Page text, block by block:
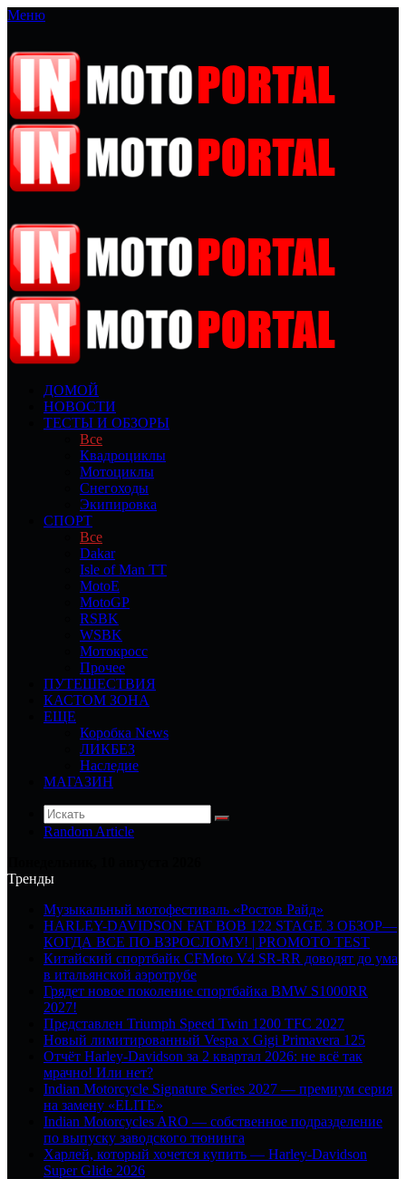
Меню
ДОМОЙ
НОВОСТИ
ТЕСТЫ И ОБЗОРЫ
Все
Квадроциклы
Мотоциклы
Снегоходы
Экипировка
СПОРТ
Все
Dakar
Isle of Man TT
MotoE
MotoGP
RSBK
WSBK
Мотокросс
Прочее
ПУТЕШЕСТВИЯ
КАСТОМ ЗОНА
ЕЩЕ
Коробка News
ЛИКБЕЗ
Наследие
МАГАЗИН
Random Article
Тренды
Музыкальный мотофестиваль «Ростов Райд»
HARLEY-DAVIDSON FAT BOB 122 STAGE 3 ОБЗОР—
КОГДА ВСЕ ПО ВЗРОСЛОМУ! | PROMOTO TEST
Китайский спортбайк CFMoto V4 SR-RR доводят до ума
в итальянской аэротрубе
Грядет новое поколение спортбайка BMW S1000RR
2027!
Представлен Triumph Speed Twin 1200 TFC 2027
Новый лимитированный Vespa x Gigi Primavera 125
Отчёт Harley-Davidson за 2 квартал 2026: не всё так
мрачно! Или нет?
Indian Motorcycle Signature Series 2027 — премиум серия
на замену «ELITE»
Indian Motorcycles ARO — собственное подразделение
по выпуску заводского тюнинга
Харлей, который хочется купить — Harley-Davidson
Super Glide 2026